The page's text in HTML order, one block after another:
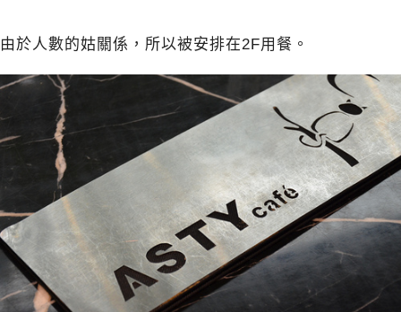
由於人數的姑關係，所以被安排在2F用餐。